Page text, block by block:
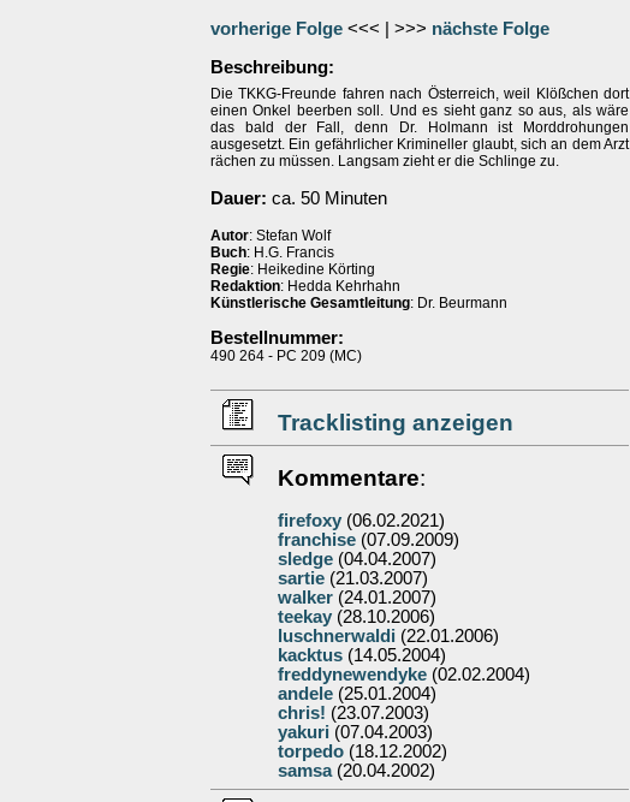
vorherige Folge <<< | >>> nächste Folge
Beschreibung:
Die TKKG-Freunde fahren nach Österreich, weil Klößchen dort
einen Onkel beerben soll. Und es sieht ganz so aus, als wäre
das bald der Fall, denn Dr. Holmann ist Morddrohungen
ausgesetzt. Ein gefährlicher Krimineller glaubt, sich an dem Arzt
rächen zu müssen. Langsam zieht er die Schlinge zu.
Dauer: ca. 50 Minuten
Autor: Stefan Wolf
Buch: H.G. Francis
Regie: Heikedine Körting
Redaktion: Hedda Kehrhahn
Künstlerische Gesamtleitung: Dr. Beurmann
Bestellnummer:
490 264 - PC 209 (MC)
Tracklisting anzeigen
Kommentare:
firefoxy (06.02.2021)
franchise (07.09.2009)
sledge (04.04.2007)
sartie (21.03.2007)
walker (24.01.2007)
teekay (28.10.2006)
luschnerwaldi (22.01.2006)
kacktus (14.05.2004)
freddynewendyke (02.02.2004)
andele (25.01.2004)
chris! (23.07.2003)
yakuri (07.04.2003)
torpedo (18.12.2002)
samsa(20.04.2002)